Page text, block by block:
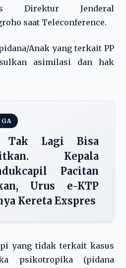
Direktur Jenderal
saat Teleconference.
Anak yang terkait PP
asimilasi dan hak
Tak Lagi Bisa
Kepala
Pacitan
Urus e-KTP
Kereta Exspres
yang tidak terkait kasus
psikotropika (pidana